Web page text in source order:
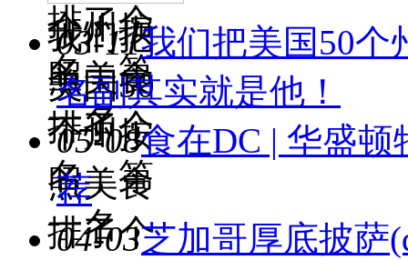
排了个
名，第
一名
个州按
照美食
排了个
名，第
一名
我们把
美国50
个州按
照美食
排了个
03-11我们把美国50个
名副其实就是他！
05-08食在DC | 华盛
荐
04-03芝加哥厚底披萨